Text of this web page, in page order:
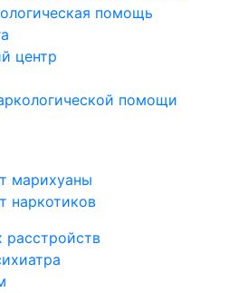
помощь
центр
помощи
марихуаны
наркотиков
расстройств